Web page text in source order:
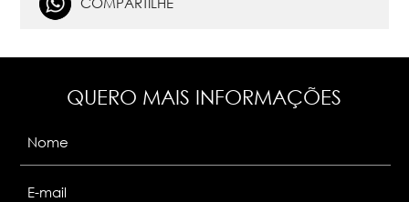
QUERO MAIS INFORMAÇÕES